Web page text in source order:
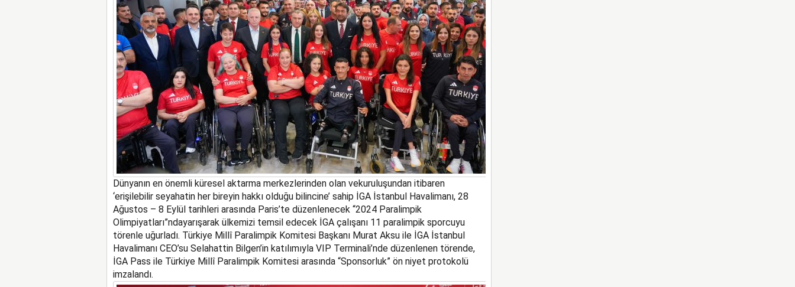
Dünyanın en önemli küresel aktarma merkezlerinden olan vekuruluşundan itibaren
‘erişilebilir seyahatin her bireyin hakkı olduğu bilincine’sahip İGA İstanbul Havalimanı, 28
Ağustos – 8 Eylül tarihleri arasında Paris’te düzenlenecek “2024 Paralimpik
Olimpiyatları”ndayarışarak ülkemizi temsil edecek İGA çalışanı 11 paralimpik sporcuyu
törenle uğurladı. Türkiye Millî Paralimpik Komitesi Başkanı Murat Aksuile İGA İstanbul
Havalimanı CEO’su Selahattin Bilgen’inkatılımıyla VIP Terminali’nde düzenlenentörende,
İGA Pass ile Türkiye Millî Paralimpik Komitesiarasında “Sponsorluk” ön niyet protokolü
imzalandı.